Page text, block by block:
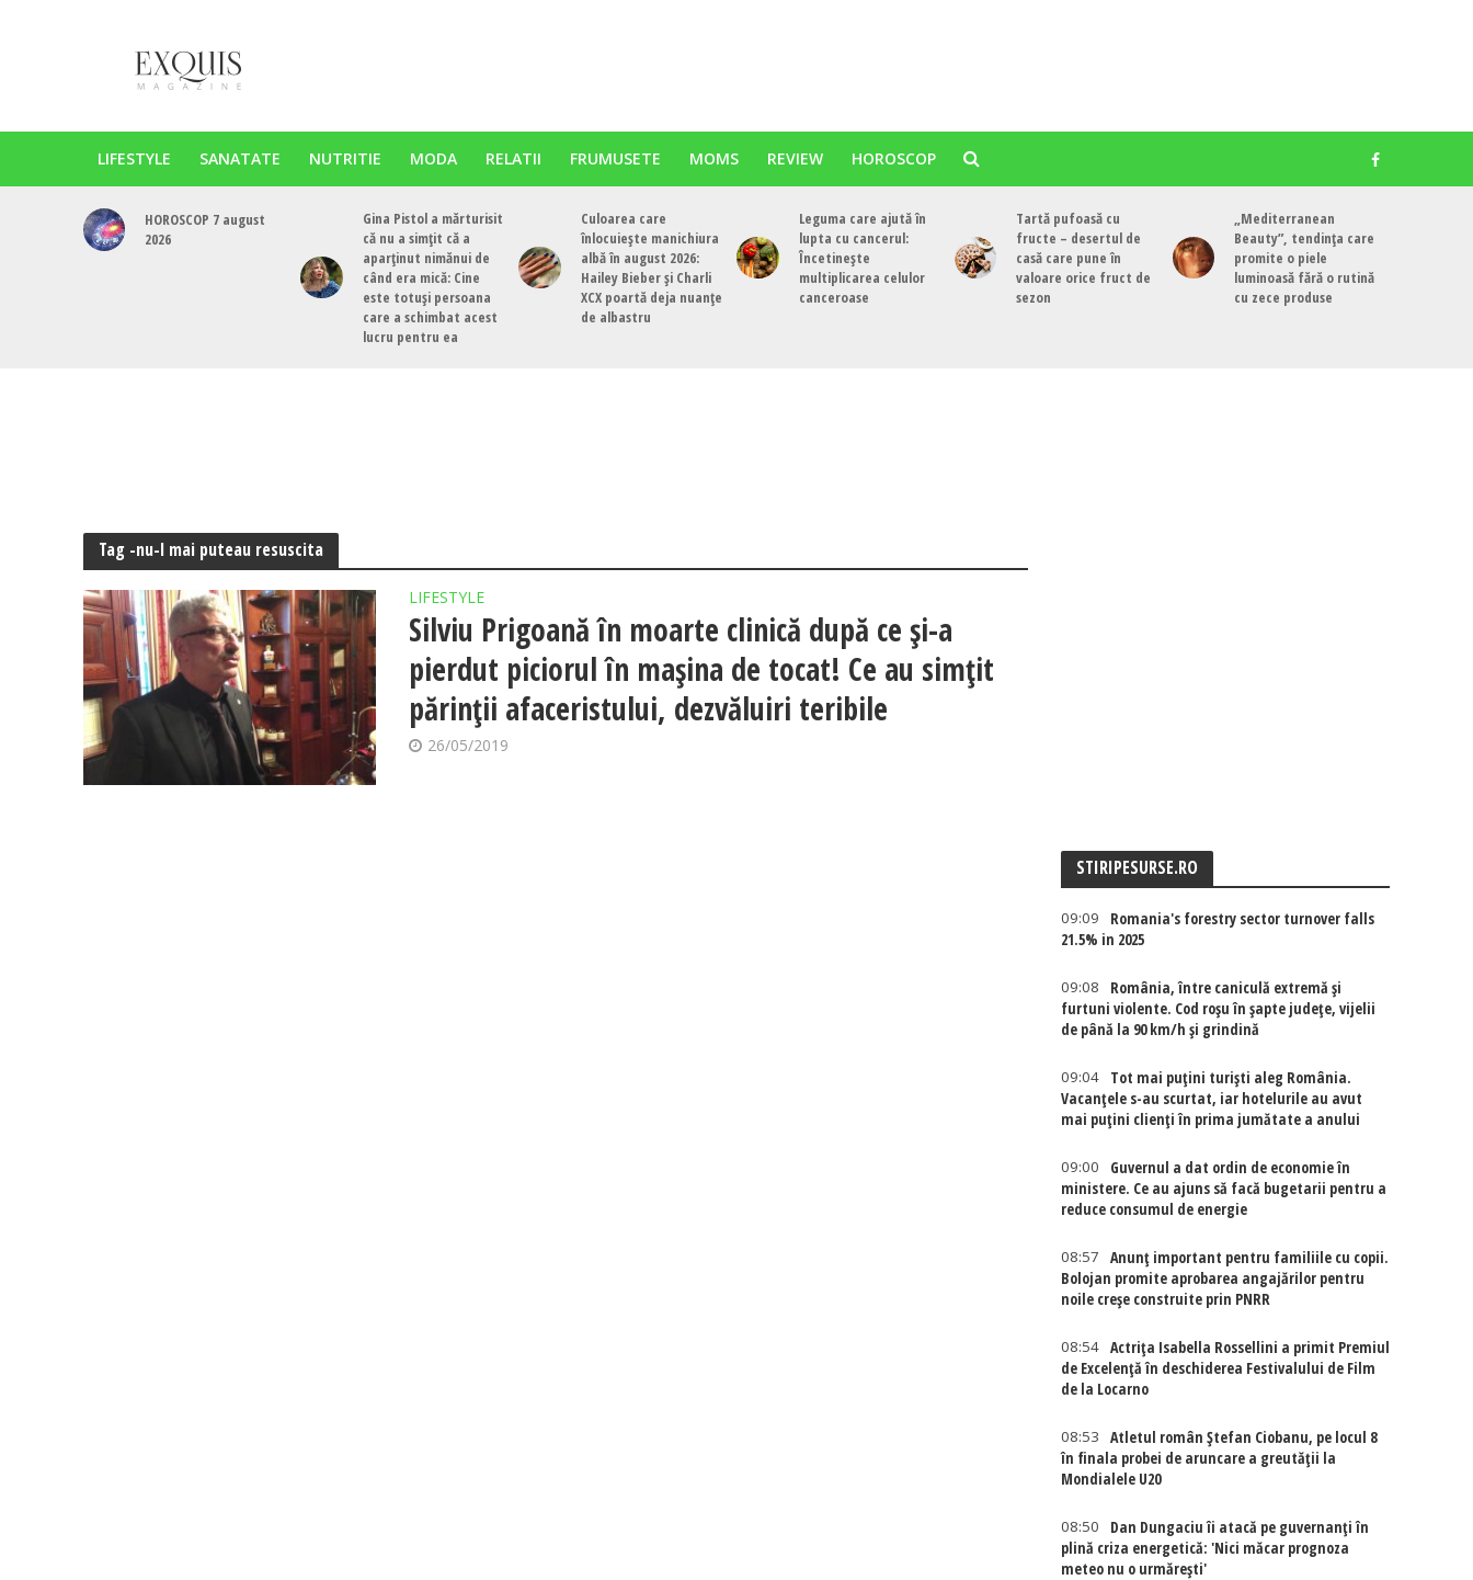
LIFESTYLE SANATATE NUTRITIE MODA RELATII FRUMUSETE MOMS REVIEW HOROSCOP
HOROSCOP 7 august
2026
Gina Pistol a mărturisit
că nu a simțit că a
aparținut nimănui de
când era mică: Cine
este totuși persoana
care a schimbat acest
lucru pentru ea
Culoarea care
înlocuiește manichiura
albă în august 2026:
Hailey Bieber și Charli
XCX poartă deja nuanțe
de albastru
Leguma care ajută în
lupta cu cancerul:
Încetinește
multiplicarea celulor
canceroase
Tartă pufoasă cu
fructe – desertul de
casă care pune în
valoare orice fruct de
sezon
„Mediterranean
Beauty”, tendința care
promite o piele
luminoasă fără o rutină
cu zece produse
Tag -nu-l mai puteau resuscita
LIFESTYLE
Silviu Prigoană în moarte clinică după ce şi-a
pierdut piciorul în maşina de tocat! Ce au simţit
părinţii afaceristului, dezvăluiri teribile
26/05/2019
STIRIPESURSE.RO
09:09
Romania's forestry sector turnover falls
21.5% in 2025
09:08
România, între caniculă extremă și
furtuni violente. Cod roșu în șapte județe, vijelii
de până la 90 km/h și grindină
09:04
Tot mai puțini turiști aleg România.
Vacanțele s-au scurtat, iar hotelurile au avut
mai puțini clienți în prima jumătate a anului
09:00
Guvernul a dat ordin de economie în
ministere. Ce au ajuns să facă bugetarii pentru a
reduce consumul de energie
08:57
Anunț important pentru familiile cu copii.
Bolojan promite aprobarea angajărilor pentru
noile creșe construite prin PNRR
08:54 Actriţa Isabella Rossellini a primit Premiul
de Excelenţă în deschiderea Festivalului de Film
de la Locarno
08:53
Atletul român Ștefan Ciobanu, pe locul 8
în finala probei de aruncare a greutății la
Mondialele U20
08:50
Dan Dungaciu îi atacă pe guvernanți în
plină criza energetică: 'Nici măcar prognoza
meteo nu o urmărești'